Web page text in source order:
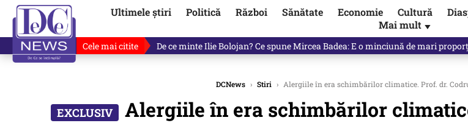
Ultimele știri Politică Război Sănătate Economie Cultură
Mai mult ▼
Cele mai citite De ce minte Ilie Bolojan? Ce spune Mircea Badea: E o minciună de mari
DCNews › Stiri › Alergiile în era schimbărilor climatice. Prof. dr.
Alergiile în era schimbărilor